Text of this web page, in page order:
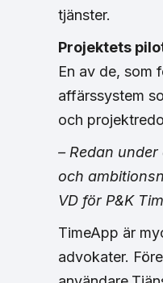
tjänster.
Projektets
En av de, som
affärssystem
och
– Redan
och
VD för P&K
TimeApp är
advokater.